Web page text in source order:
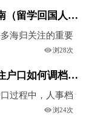
留学回国人员上海落户指南（留学回国人员上海落户指南最新）
海归关注的重要
浏28次
留学回国人员申办上海常住户口如何调档？（留学回国人员申办上海常住户口的函）
过程中，人事档
浏24次